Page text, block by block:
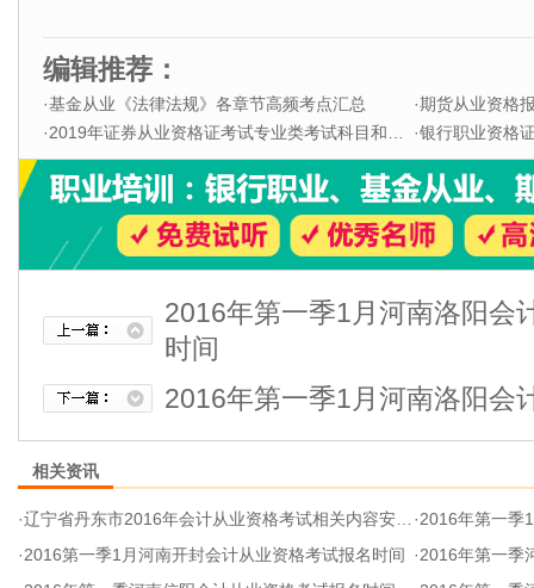
编辑推荐：
·基金从业《法律法规》各章节高频考点汇总 ·期货从业资格
·2019年证券从业资格证考试专业类考试科目和题型 ·银行职业资格证
2016年第一季1月河南洛阳会
时间
2016年第一季1月河南洛阳会
相关资讯
·辽宁省丹东市2016年会计从业资格考试相关内容安排公告 ·2016年第一季1
·2016第一季1月河南开封会计从业资格考试报名时间 ·2016年第一季